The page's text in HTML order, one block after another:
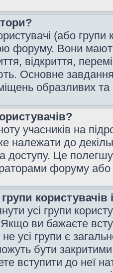
(або
форуму. Вони
відкриття,
Основне
образливих
учасників на
належати до
доступу. Це
форуму
користувачів
усі групи
ви бажаєте
усі групи є
бути
вступити до неї